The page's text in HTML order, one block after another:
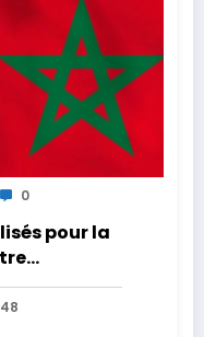
0
pour la